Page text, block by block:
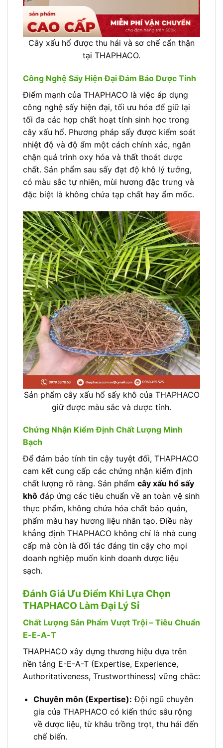
Cây xấu hổ được thu hái và sơ chế cẩn thận
tại THAPHACO.
Công Nghệ Sấy Hiện Đại Đảm Bảo Dược Tính
Điểm mạnh của THAPHACO là việc áp dụng
công nghệ sấy hiện đại, tối ưu hóa để giữ lại
tối đa các hợp chất hoạt tính sinh học trong
cây xấu hổ. Phương pháp sấy được kiểm soát
nhiệt độ và độ ẩm một cách chính xác, ngăn
chặn quá trình oxy hóa và thất thoát dược
chất. Sản phẩm sau sấy đạt độ khô lý tưởng,
có màu sắc tự nhiên, mùi hương đặc trưng và
đặc biệt là không chứa tạp chất hay ẩm mốc.
Sản phẩm cây xấu hổ sấy khô của THAPHACO
giữ được màu sắc và dược tính.
Chứng Nhận Kiểm Định Chất Lượng Minh
Bạch
Để đảm bảo tính tin cậy tuyệt đối, THAPHACO
cam kết cung cấp các chứng nhận kiểm định
chất lượng rõ ràng. Sản phẩm cây xấu hổ sấy
khô đáp ứng các tiêu chuẩn về an toàn vệ sinh
thực phẩm, không chứa hóa chất bảo quản,
phẩm màu hay hương liệu nhân tạo. Điều này
khẳng định THAPHACO không chỉ là nhà cung
cấp mà còn là đối tác đáng tin cậy cho mọi
doanh nghiệp muốn kinh doanh dược liệu
sạch.
Đánh Giá Ưu Điểm Khi Lựa Chọn
THAPHACO Làm Đại Lý Sỉ
Chất Lượng Sản Phẩm Vượt Trội – Tiêu Chuẩn
E-E-A-T
THAPHACO xây dựng thương hiệu dựa trên
nền tảng E-E-A-T (Expertise, Experience,
Authoritativeness, Trustworthiness) vững chắc:
Chuyên môn (Expertise): Đội ngũ chuyên
gia của THAPHACO có kiến thức sâu rộng
về dược liệu, từ khâu trồng trọt, thu hái đến
chế biến.